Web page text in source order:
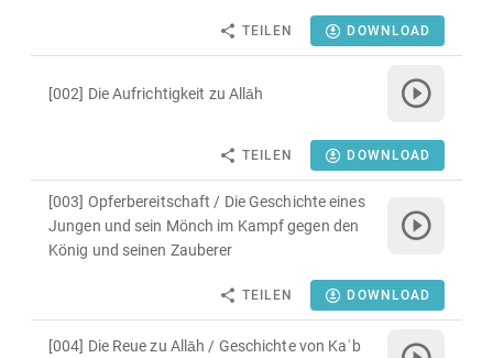
TEILEN DOWNLOAD
[002] Die Aufrichtigkeit zu Allāh
TEILEN DOWNLOAD
[003] Opferbereitschaft / Die Geschichte eines
Jungen und sein Mönch im Kampf gegen den
König und seinen Zauberer
TEILEN DOWNLOAD
[004] Die Reue zu Allāh / Geschichte von Kaʿb